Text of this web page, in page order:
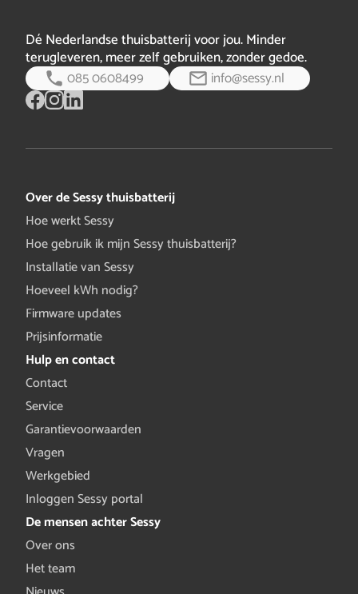
Dé Nederlandse thuisbatterij voor jou. Minder
terugleveren, meer zelf gebruiken, zonder gedoe.
085 0608499
info@sessy.nl
Over de Sessy thuisbatterij
Hoe werkt Sessy
Hoe gebruik ik mijn Sessy thuisbatterij?
Installatie van Sessy
Hoeveel kWh nodig?
Firmware updates
Prijsinformatie
Hulp en contact
Contact
Service
Garantievoorwaarden
Vragen
Werkgebied
Inloggen Sessy portal
De mensen achter Sessy
Over ons
Het team